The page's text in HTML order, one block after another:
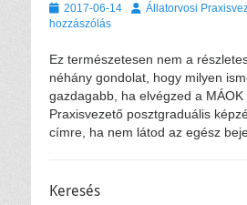
Közzétéve
2017-06-14 SzerzőÁllatorvosi
hozzászólás
Ez természetesen nem a
néhány gondolat, hogy milyen
gazdagabb, ha elvégzed a MÁOK
Praxisvezető posztgraduális
címre, ha nem látod az egész
Keresés